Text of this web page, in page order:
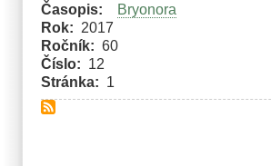
Časopis
Bryonora
Rok
2017
Ročník
60
Číslo
12
Stránka
1